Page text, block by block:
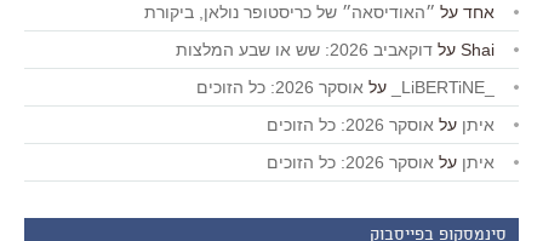
אחד על ״האודיסאה״ של כריסטופר נולאן, ביקורת
Shai על דוקאביב 2026: שש או שבע המלצות
על אוסקר 2026: כל הזוכים
איתן על אוסקר 2026: כל הזוכים
איתן על אוסקר 2026: כל הזוכים
סינמסקופ בפייסבוק